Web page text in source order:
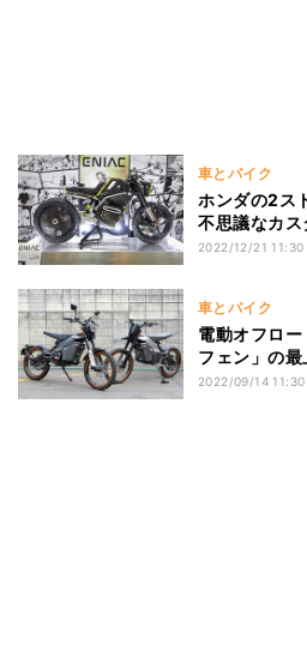
車とバイク
ホンダの2ス
不思議なカ
2022/12/21 11:30
車とバイク
電動オフロ
フェン」の
2022/09/14 11:30